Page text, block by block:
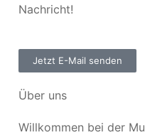
Nachricht!
Jetzt E-Mail senden
Über uns
Willkommen bei der